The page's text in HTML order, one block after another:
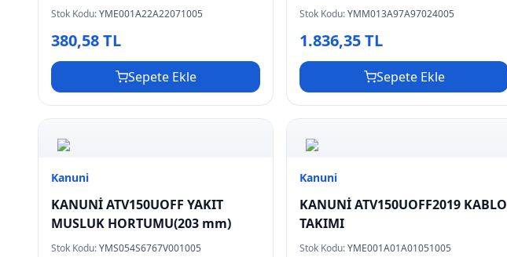
Stok Kodu:YME001A22A22071005
380,58 TL
Sepete Ekle
Stok Kodu:YMM013A97A97024005
1.836,35 TL
Sepete Ekle
Kanuni
KANUNİ ATV150UOFF YAKIT
MUSLUK HORTUMU(203 mm)
Stok Kodu:YMS054S6767V001005
Kanuni
KANUNİ ATV150UOFF2019 KABLO
TAKIMI
Stok Kodu:YME001A01A01051005